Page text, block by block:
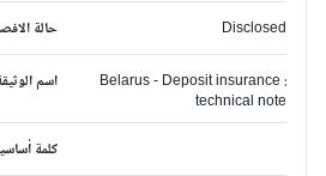
حالة الافصاح Disclosed
اسم الوثيقة
Belarus - Deposit insurance :
technical note
كلمة أساسية